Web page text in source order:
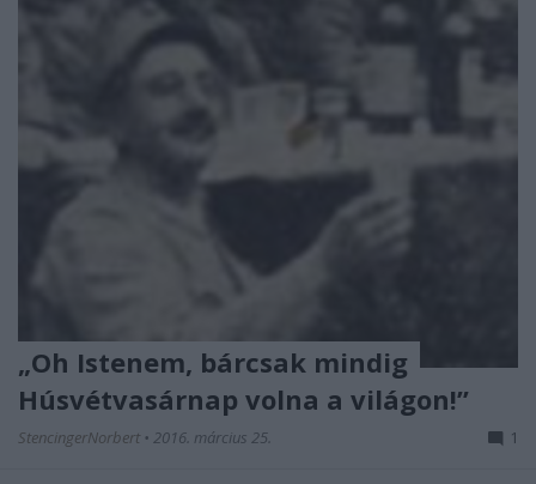
„Oh Istenem, bárcsak mindig
Húsvétvasárnap volna a világon!”
StencingerNorbert • 2016. március 25. 1